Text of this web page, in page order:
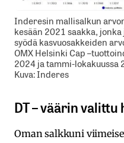
Inderesin mallisalkun
kesään 2021 saakka,
syödä kasvuosakkeiden
OMX Helsinki Cap
2024 ja tammi-lokakuussa
Kuva: Inderes
DT – väärin valittu
Oman salkkuni